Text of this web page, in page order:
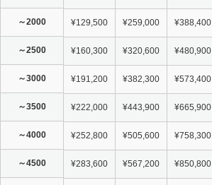
～2000 ¥129,500 ¥259,000 ¥388,400
～2500 ¥160,300 ¥320,600 ¥480,900
～3000 ¥191,200 ¥382,300 ¥573,400
～3500 ¥222,000 ¥443,900 ¥665,900
～4000 ¥252,800 ¥505,600 ¥758,300
～4500 ¥283,600 ¥567,200 ¥850,800